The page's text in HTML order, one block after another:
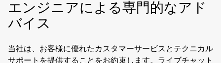
エンジニアによる専門的なアド
バイス
当社は、お客様に優れたカスタマーサービスとテクニカル
サポートを提供することをお約束します。ライブチャット